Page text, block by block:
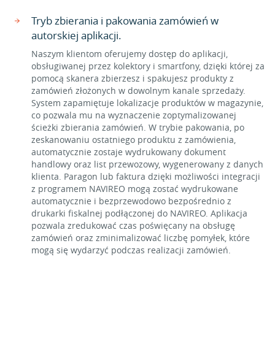
Tryb zbierania i pakowania zamówień w
autorskiej aplikacji.
Naszym klientom oferujemy dostęp do aplikacji,
obsługiwanej przez kolektory i smartfony, dzięki której za
pomocą skanera zbierzesz i spakujesz produkty z
zamówień złożonych w dowolnym kanale sprzedaży.
System zapamiętuje lokalizacje produktów w magazynie,
co pozwala mu na wyznaczenie zoptymalizowanej
ścieżki zbierania zamówień. W trybie pakowania, po
zeskanowaniu ostatniego produktu z zamówienia,
automatycznie zostaje wydrukowany dokument
handlowy oraz list przewozowy, wygenerowany z danych
klienta. Paragon lub faktura dzięki możliwości integracji
z programem NAVIREO mogą zostać wydrukowane
automatycznie i bezprzewodowo bezpośrednio z
drukarki fiskalnej podłączonej do NAVIREO. Aplikacja
pozwala zredukować czas poświęcany na obsługę
zamówień oraz zminimalizować liczbę pomyłek, które
mogą się wydarzyć podczas realizacji zamówień.